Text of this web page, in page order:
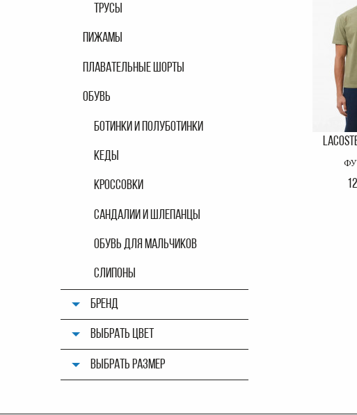
ТРУСЫ
ПИЖАМЫ
ПЛАВАТЕЛЬНЫЕ ШОРТЫ
ОБУВЬ
БОТИНКИ И ПОЛУБОТИНКИ
КЕДЫ
КРОССОВКИ
САНДАЛИИ И ШЛЕПАНЦЫ
ОБУВЬ ДЛЯ МАЛЬЧИКОВ
СЛИПОНЫ
БРЕНД
ВЫБРАТЬ ЦВЕТ
ВЫБРАТЬ РАЗМЕР